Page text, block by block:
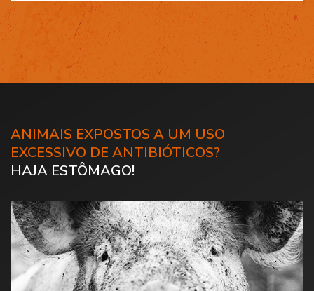
ANIMAIS EXPOSTOS A UM USO
EXCESSIVO DE ANTIBIÓTICOS?
HAJA ESTÔMAGO!